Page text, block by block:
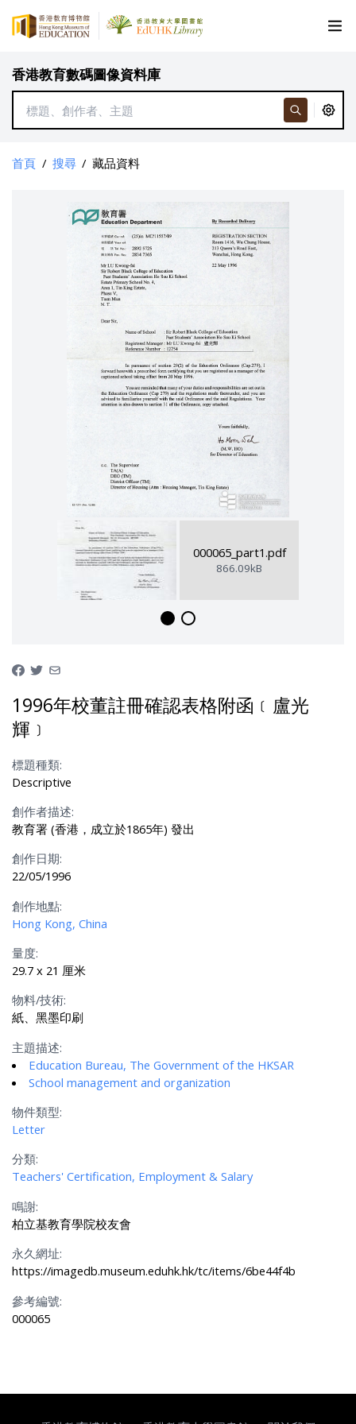
香港教育數碼圖像資料庫
首頁 / 搜尋 / 藏品資料
000065_part1.pdf
866.09kB
1996年校董註冊確認表格附函﹝盧光
輝﹞
標題種類:
Descriptive
創作者描述:
教育署 (香港，成立於1865年) 發出
創作日期:
22/05/1996
創作地點:
Hong Kong, China
量度:
29.7 x 21 厘米
物料/技術:
紙、黑墨印刷
主題描述:
Education Bureau, The Government of the HKSAR
School management and organization
物件類型:
Letter
分類:
Teachers' Certification, Employment & Salary
鳴謝:
柏立基教育學院校友會
永久網址:
https://imagedb.museum.eduhk.hk/tc/items/6be44f4b
參考編號:
000065